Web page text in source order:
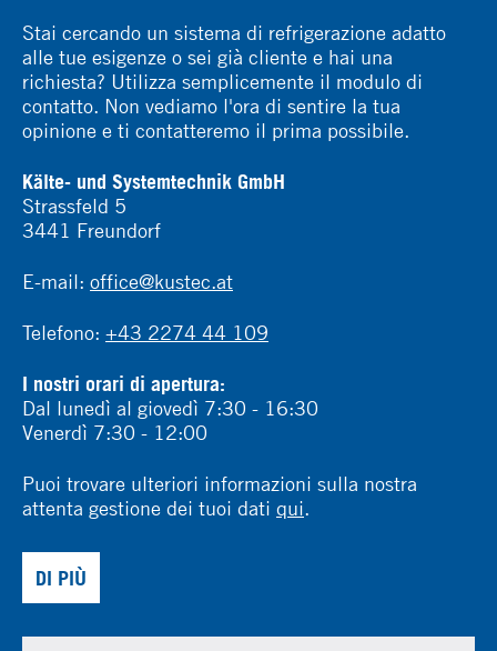
Stai cercando un sistema di refrigerazione adatto
alle tue esigenze o sei già cliente e hai una
richiesta? Utilizza semplicemente il modulo di
contatto. Non vediamo l'ora di sentire la tua
opinione e ti contatteremo il prima possibile.
Kälte- und Systemtechnik GmbH
Strassfeld 5
3441 Freundorf
E-mail: office@kustec.at
Telefono: +43 2274 44 109
I nostri orari di apertura:
Dal lunedì al giovedì 7:30 - 16:30
Venerdì 7:30 - 12:00
Puoi trovare ulteriori informazioni sulla nostra
attenta gestione dei tuoi dati qui.
DI PIÙ